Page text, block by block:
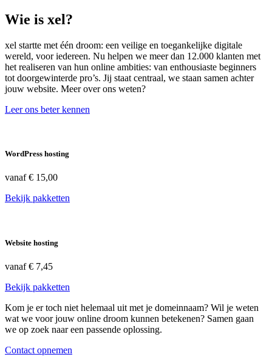
Wie is xel?
xel startte met één droom: een veilige en toegankelijke digitale
wereld, voor iedereen. Nu helpen we meer dan 12.000 klanten met
het realiseren van hun online ambities: van enthousiaste beginners
tot doorgewinterde pro’s. Jij staat centraal, we staan samen achter
jouw website. Meer over ons weten?
Leer ons beter kennen
WordPress hosting
vanaf€ 15,00
Bekijk pakketten
Website hosting
vanaf€ 7,45
Bekijk pakketten
Kom je er toch niet helemaal uit met je domeinnaam? Wil je weten
wat we voor jouw online droom kunnen betekenen? Samen gaan
we op zoek naar een passende oplossing.
Contact opnemen